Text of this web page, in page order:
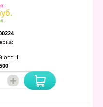
опт: 1
+